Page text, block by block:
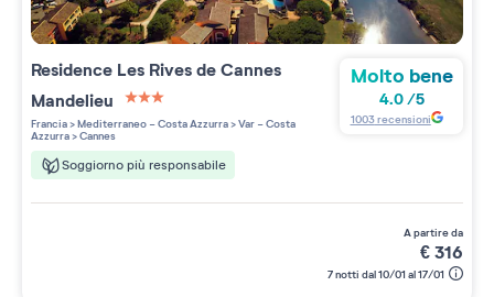
Residence Les Rives de Cannes
Mandelieu
3 étoiles sur 5
Francia>Mediterraneo - Costa Azzurra>Var - Costa
Azzurra>Cannes
Soggiorno più responsabile
Molto bene
4.0/5
1003recensioni
a partire da
€316
7 notti dal 10/01 al 17/01